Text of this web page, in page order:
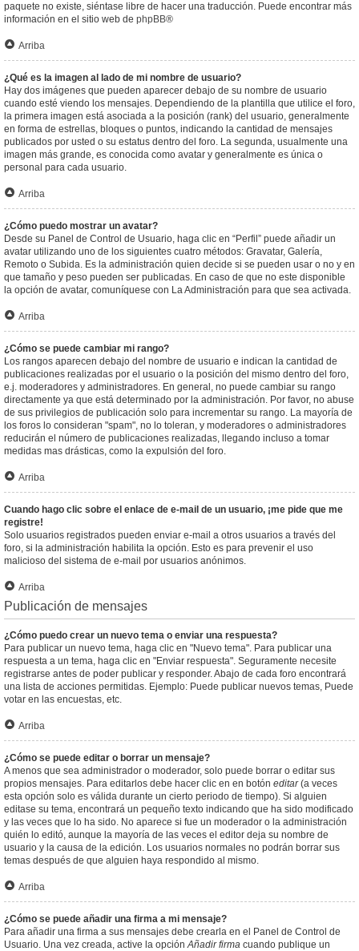
paquete no existe, siéntase libre de hacer una traducción. Puede encontrar más
información en el sitio web de phpBB®
Arriba
¿Qué es la imagen al lado de mi nombre de usuario?
Hay dos imágenes que pueden aparecer debajo de su nombre de usuario
cuando esté viendo los mensajes. Dependiendo de la plantilla que utilice el foro,
la primera imagen está asociada a la posición (rank) del usuario, generalmente
en forma de estrellas, bloques o puntos, indicando la cantidad de mensajes
publicados por usted o su estatus dentro del foro. La segunda, usualmente una
imagen más grande, es conocida como avatar y generalmente es única o
personal para cada usuario.
Arriba
¿Cómo puedo mostrar un avatar?
Desde su Panel de Control de Usuario, haga clic en “Perfil” puede añadir un
avatar utilizando uno de los siguientes cuatro métodos: Gravatar, Galería,
Remoto o Subida. Es la administración quien decide si se pueden usar o no y en
que tamaño y peso pueden ser publicadas. En caso de que no este disponible
la opción de avatar, comuníquese con La Administración para que sea activada.
Arriba
¿Cómo se puede cambiar mi rango?
Los rangos aparecen debajo del nombre de usuario e indican la cantidad de
publicaciones realizadas por el usuario o la posición del mismo dentro del foro,
e.j. moderadores y administradores. En general, no puede cambiar su rango
directamente ya que está determinado por la administración. Por favor, no abuse
de sus privilegios de publicación solo para incrementar su rango. La mayoría de
los foros lo consideran "spam", no lo toleran, y moderadores o administradores
reducirán el número de publicaciones realizadas, llegando incluso a tomar
medidas mas drásticas, como la expulsión del foro.
Arriba
Cuando hago clic sobre el enlace de e-mail de un usuario, ¡me pide que me
registre!
Solo usuarios registrados pueden enviar e-mail a otros usuarios a través del
foro, si la administración habilita la opción. Esto es para prevenir el uso
malicioso del sistema de e-mail por usuarios anónimos.
Arriba
Publicación de mensajes
¿Cómo puedo crear un nuevo tema o enviar una respuesta?
Para publicar un nuevo tema, haga clic en "Nuevo tema". Para publicar una
respuesta a un tema, haga clic en "Enviar respuesta". Seguramente necesite
registrarse antes de poder publicar y responder. Abajo de cada foro encontrará
una lista de acciones permitidas. Ejemplo: Puede publicar nuevos temas, Puede
votar en las encuestas, etc.
Arriba
¿Cómo se puede editar o borrar un mensaje?
A menos que sea administrador o moderador, solo puede borrar o editar sus
propios mensajes. Para editarlos debe hacer clic en en botón editar(a veces
esta opción solo es válida durante un cierto periodo de tiempo). Si alguien
editase su tema, encontrará un pequeño texto indicando que ha sido modificado
y las veces que lo ha sido. No aparece si fue un moderador o la administración
quién lo editó, aunque la mayoría de las veces el editor deja su nombre de
usuario y la causa de la edición. Los usuarios normales no podrán borrar sus
temas después de que alguien haya respondido al mismo.
Arriba
¿Cómo se puede añadir una firma a mi mensaje?
Para añadir una firma a sus mensajes debe crearla en el Panel de Control de
Usuario. Una vez creada, active la opciónAñadir firma cuando publique un